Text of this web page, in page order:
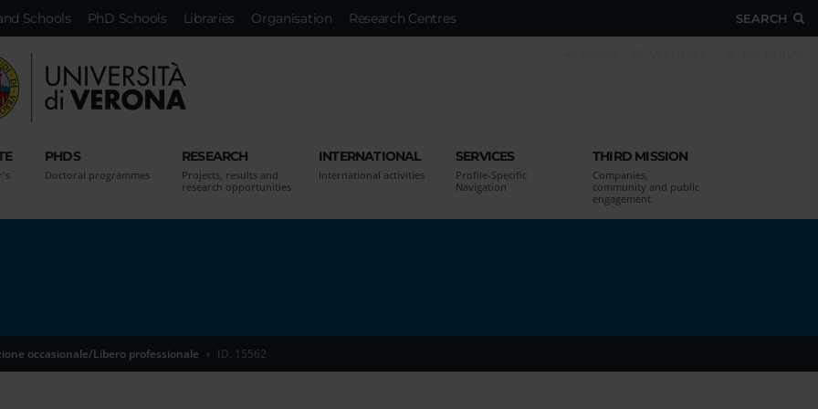
SEARCH
Schools PhD Schools Libraries Organisation Research Centres
PHDS
Doctoral programmes
RESEARCH
Projects, results and
research opportunities
INTERNATIONAL
International activities
SERVICES
Profile-Specific
Navigation
THIRD MISSION
Companies,
community and public
engagement
occasionale/Libero professionale ID. 15562